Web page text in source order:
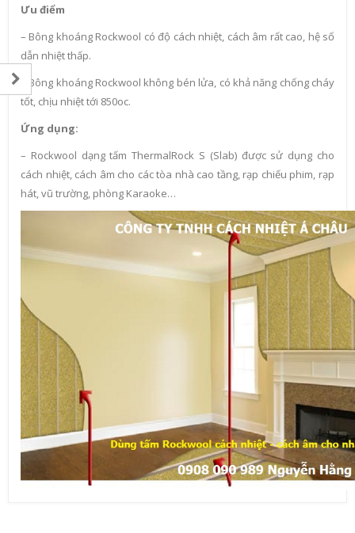
Ưu điểm
– Bông khoáng Rockwool có độ cách nhiệt, cách âm rất cao, hệ số
dẫn nhiệt thấp.
– Bông khoáng Rockwool không bén lửa, có khả năng chống cháy
tốt, chịu nhiệt tới 850oc.
Ứng dụng:
– Rockwool dạng tấm ThermalRock S (Slab) được sử dụng cho
cách nhiệt, cách âm cho các tòa nhà cao tầng, rạp chiếu phim, rạp
hát, vũ trường, phòng Karaoke…